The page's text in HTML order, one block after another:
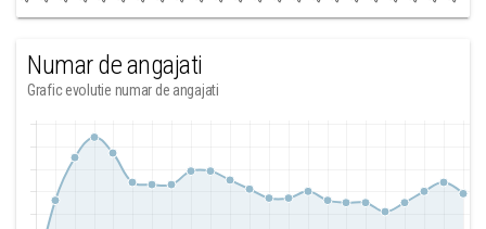
Numar de angajati
Grafic evolutie numar de angajati